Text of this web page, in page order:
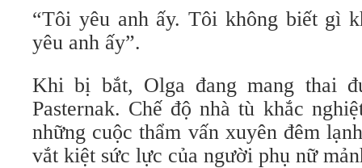
“Tôi yêu anh ấy. Tôi không biết gì
yêu anh ấy”.
Khi bị bắt, Olga đang mang thai
Pasternak. Chế độ nhà tù khắc
những cuộc thẩm vấn xuyên đêm
vắt kiệt sức lực của người phụ nữ